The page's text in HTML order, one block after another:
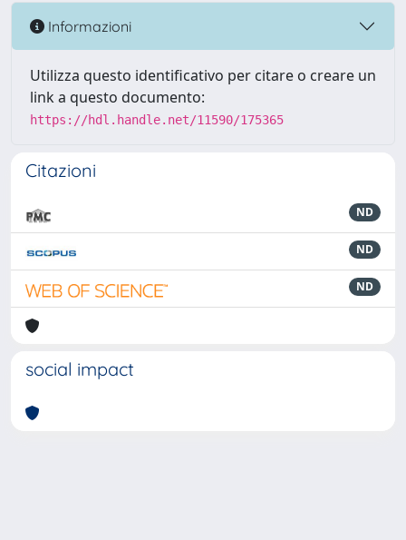
Informazioni
Utilizza questo identificativo per citare o creare un
link a questo documento:
https://hdl.handle.net/11590/175365
Citazioni
ND
ND
ND
social impact